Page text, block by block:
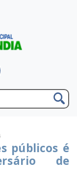
públicos é
de